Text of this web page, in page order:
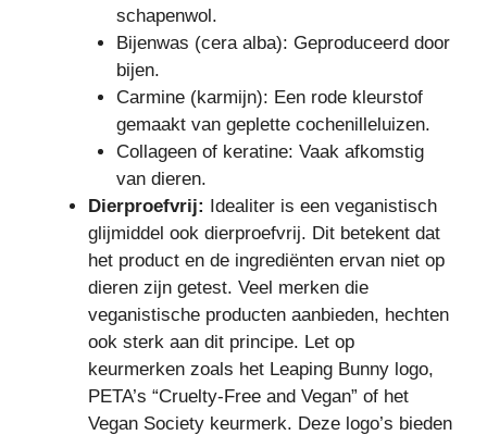
schapenwol.
Bijenwas (cera alba): Geproduceerd door
bijen.
Carmine (karmijn): Een rode kleurstof
gemaakt van geplette cochenilleluizen.
Collageen of keratine: Vaak afkomstig
van dieren.
Dierproefvrij: Idealiter is een veganistisch
glijmiddel ook dierproefvrij. Dit betekent dat
het product en de ingrediënten ervan niet op
dieren zijn getest. Veel merken die
veganistische producten aanbieden, hechten
ook sterk aan dit principe. Let op
keurmerken zoals het Leaping Bunny logo,
PETA’s “Cruelty-Free and Vegan” of het
Vegan Society keurmerk. Deze logo’s bieden